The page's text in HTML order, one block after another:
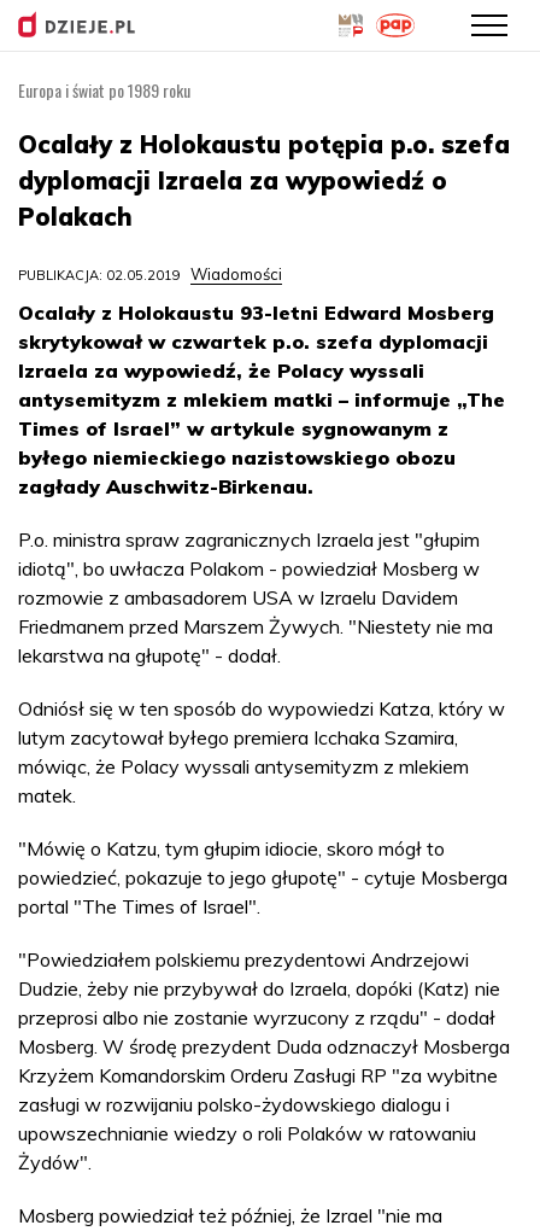
treści
Europa i świat po 1989 roku
Ocalały z Holokaustu potępia p.o. szefa
dyplomacji Izraela za wypowiedź o
Polakach
PUBLIKACJA: 02.05.2019 Wiadomości
Ocalały z Holokaustu 93-letni Edward Mosberg
skrytykował w czwartek p.o. szefa dyplomacji
Izraela za wypowiedź, że Polacy wyssali
antysemityzm z mlekiem matki – informuje „The
Times of Israel” w artykule sygnowanym z
byłego niemieckiego nazistowskiego obozu
zagłady Auschwitz-Birkenau.
P.o. ministra spraw zagranicznych Izraela jest "głupim
idiotą", bo uwłacza Polakom - powiedział Mosberg w
rozmowie z ambasadorem USA w Izraelu Davidem
Friedmanem przed Marszem Żywych. "Niestety nie ma
lekarstwa na głupotę" - dodał.
Odniósł się w ten sposób do wypowiedzi Katza, który w
lutym zacytował byłego premiera Icchaka Szamira,
mówiąc, że Polacy wyssali antysemityzm z mlekiem
matek.
"Mówię o Katzu, tym głupim idiocie, skoro mógł to
powiedzieć, pokazuje to jego głupotę" - cytuje Mosberga
portal "The Times of Israel".
"Powiedziałem polskiemu prezydentowi Andrzejowi
Dudzie, żeby nie przybywał do Izraela, dopóki (Katz) nie
przeprosi albo nie zostanie wyrzucony z rządu" - dodał
Mosberg. W środę prezydent Duda odznaczył Mosberga
Krzyżem Komandorskim Orderu Zasługi RP "za wybitne
zasługi w rozwijaniu polsko-żydowskiego dialogu i
upowszechnianie wiedzy o roli Polaków w ratowaniu
Żydów".
Mosberg powiedział też później, że Izrael "nie ma